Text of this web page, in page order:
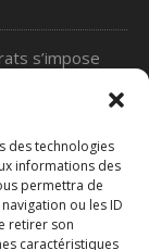
des technologies
informations des
permettra de
ou les ID
retirer son
caractéristiques
s’impose
pour les
de 77
bague en or :
ne pas se